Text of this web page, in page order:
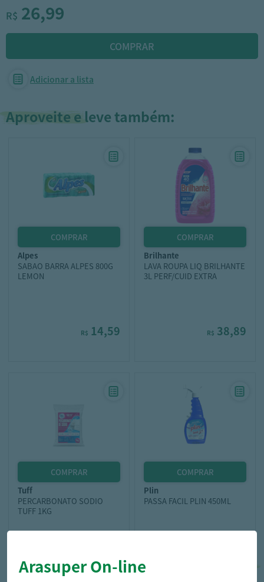
R$ 26,99
Adicionar a lista
Aproveite e leve também:
alpes
SABAO BARRA ALPES 800G
LEMON
R$ 14,59
brilhante
LAVA ROUPA LIQ BRILHANTE
3L PERF/CUID EXTRA
R$ 38,89
tuff
PERCARBONATO SODIO
TUFF 1KG
R$ 51,29
plin
PASSA FACIL PLIN 450ML
Arasuper On-line